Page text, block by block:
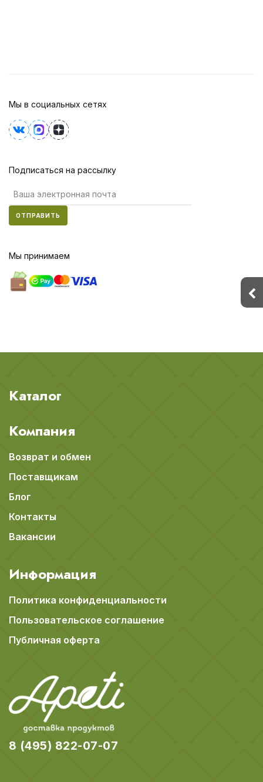
Мы в социальных сетях
Подписаться на рассылку
ОТПРАВИТЬ
Мы принимаем
Каталог
Компания
Возврат и обмен
Поставщикам
Блог
Контакты
Вакансии
Информация
Политика конфиденциальности
Пользовательское соглашение
Публичная оферта
8 (495) 822-07-07